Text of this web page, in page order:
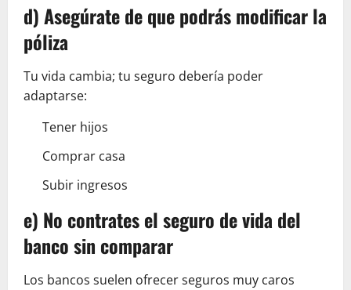
d) Asegúrate de que podrás modificar la
póliza
Tu vida cambia; tu seguro debería poder
adaptarse:
Tener hijos
Comprar casa
Subir ingresos
e) No contrates el seguro de vida del
banco sin comparar
Los bancos suelen ofrecer seguros muy caros